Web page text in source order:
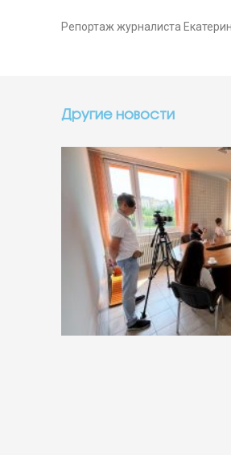
Репортаж журналиста
Другие новости